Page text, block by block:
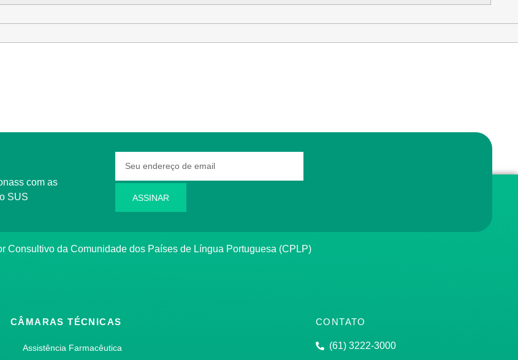
SUS
ASSINAR
Consultivo da Comunidade dos Países de Língua Portuguesa (CPLP)
CÂMARAS TÉCNICAS
Assistência Farmacêutica
CONTATO
(61) 3222-3000